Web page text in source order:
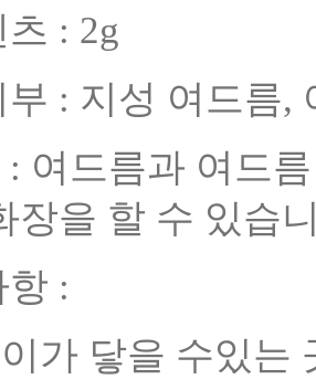
: 2g
부 : 지성 여드름,
: 여드름과 여드
장을 할 수 있습
:
가 닿을 수있는